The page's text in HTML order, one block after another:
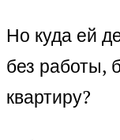
Но куда ей
без работы,
квартиру?